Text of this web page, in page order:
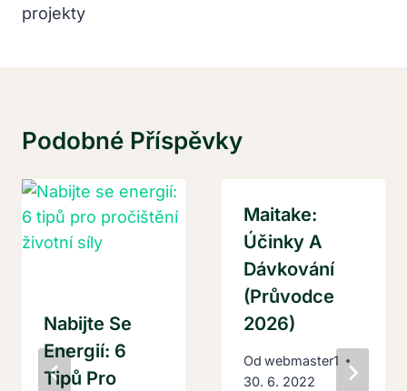
projekty
Podobné Příspěvky
Nabijte Se
Energií: 6
Tipů Pro
Maitake:
Účinky A
Dávkování
(Průvodce
2026)
Od webmaster1
30. 6. 2022